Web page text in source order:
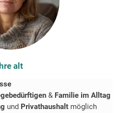
alt
& Familie im Alltag
und Privathaushalt möglich